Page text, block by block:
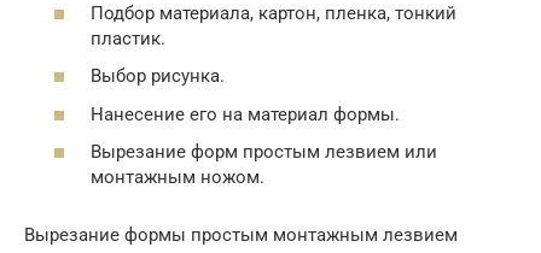
Подбор материала, картон, пленка, тонкий
пластик.
Выбор рисунка.
Нанесение его на материал формы.
Вырезание форм простым лезвием или
монтажным ножом.
Вырезание формы простым монтажным лезвием